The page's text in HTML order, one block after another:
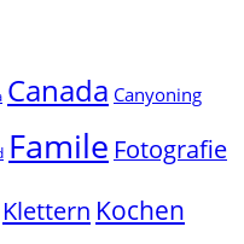
Canada Canyoning
Famile Fotografie
Klettern Kochen